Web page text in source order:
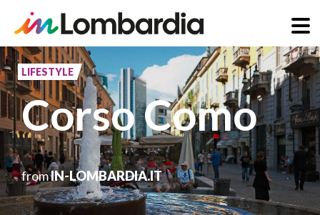
Direkt
zum
Inhalt
LIFESTYLE
Corso Como
fromIN-LOMBARDIA.IT